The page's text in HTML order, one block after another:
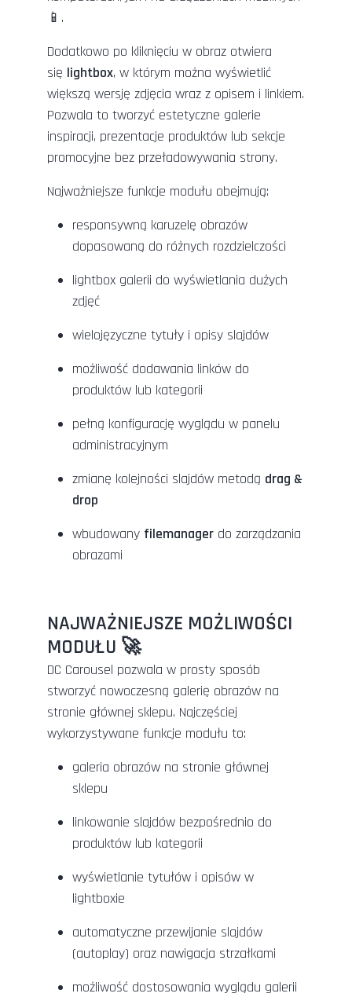
📱.
Dodatkowo po kliknięciu w obraz otwiera
się lightbox, w którym można wyświetlić
większą wersję zdjęcia wraz z opisem i linkiem.
Pozwala to tworzyć estetyczne galerie
inspiracji, prezentacje produktów lub sekcje
promocyjne bez przeładowywania strony.
Najważniejsze funkcje modułu obejmują:
responsywną karuzelę obrazów
dopasowaną do różnych rozdzielczości
lightbox galerii do wyświetlania dużych
zdjęć
wielojęzyczne tytuły i opisy slajdów
możliwość dodawania linków do
produktów lub kategorii
pełną konfigurację wyglądu w panelu
administracyjnym
zmianę kolejności slajdów metodą drag &
drop
wbudowany filemanager do zarządzania
obrazami
NAJWAŻNIEJSZE MOŻLIWOŚCI
MODUŁU 🚀
DC Carousel pozwala w prosty sposób
stworzyć nowoczesną galerię obrazów na
stronie głównej sklepu. Najczęściej
wykorzystywane funkcje modułu to:
galeria obrazów na stronie głównej
sklepu
linkowanie slajdów bezpośrednio do
produktów lub kategorii
wyświetlanie tytułów i opisów w
lightboxie
automatyczne przewijanie slajdów
(autoplay) oraz nawigacja strzałkami
możliwość dostosowania wyglądu galerii